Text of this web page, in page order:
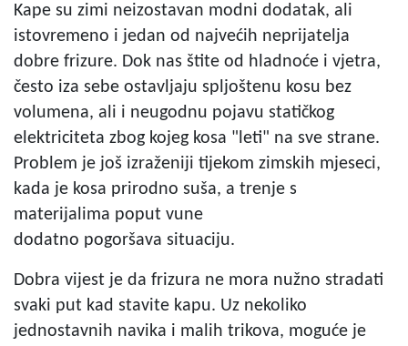
Kape su zimi neizostavan modni dodatak, ali
istovremeno i jedan od najvećih neprijatelja
dobre frizure. Dok nas štite od hladnoće i vjetra,
često iza sebe ostavljaju spljoštenu kosu bez
volumena, ali i neugodnu pojavu statičkog
elektriciteta zbog kojeg kosa "leti" na sve strane.
Problem je još izraženiji tijekom zimskih mjeseci,
kada je kosa prirodno suša, a trenje s
materijalima poput vune
dodatno pogoršava situaciju.
Dobra vijest je da frizura ne mora nužno stradati
svaki put kad stavite kapu. Uz nekoliko
jednostavnih navika i malih trikova, moguće je